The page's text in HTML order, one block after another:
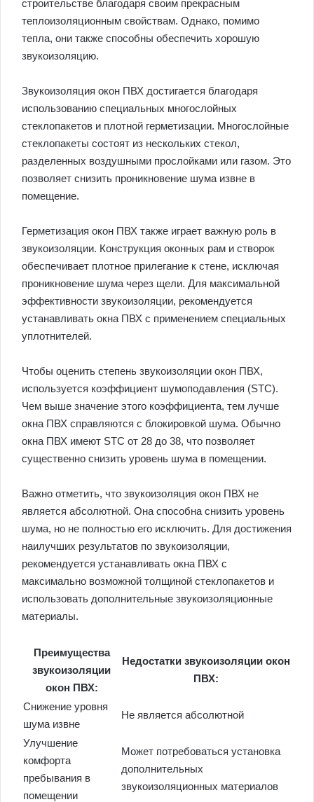
строительстве благодаря своим прекрасным
теплоизоляционным свойствам. Однако, помимо
тепла, они также способны обеспечить хорошую
звукоизоляцию.
Звукоизоляция окон ПВХ достигается благодаря
использованию специальных многослойных
стеклопакетов и плотной герметизации. Многослойные
стеклопакеты состоят из нескольких стекол,
разделенных воздушными прослойками или газом. Это
позволяет снизить проникновение шума извне в
помещение.
Герметизация окон ПВХ также играет важную роль в
звукоизоляции. Конструкция оконных рам и створок
обеспечивает плотное прилегание к стене, исключая
проникновение шума через щели. Для максимальной
эффективности звукоизоляции, рекомендуется
устанавливать окна ПВХ с применением специальных
уплотнителей.
Чтобы оценить степень звукоизоляции окон ПВХ,
используется коэффициент шумоподавления (STC).
Чем выше значение этого коэффициента, тем лучше
окна ПВХ справляются с блокировкой шума. Обычно
окна ПВХ имеют STC от 28 до 38, что позволяет
существенно снизить уровень шума в помещении.
Важно отметить, что звукоизоляция окон ПВХ не
является абсолютной. Она способна снизить уровень
шума, но не полностью его исключить. Для достижения
наилучших результатов по звукоизоляции,
рекомендуется устанавливать окна ПВХ с
максимально возможной толщиной стеклопакетов и
использовать дополнительные звукоизоляционные
материалы.
Преимущества
звукоизоляции
окон ПВХ:
Недостатки звукоизоляции окон
ПВХ:
Снижение уровня
шума извне
Не является абсолютной
Улучшение
комфорта
пребывания в
помещении
Может потребоваться установка
дополнительных
звукоизоляционных материалов